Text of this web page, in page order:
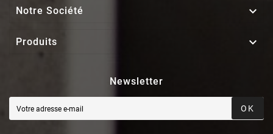
Notre Société 
Produits 
Newsletter
OK